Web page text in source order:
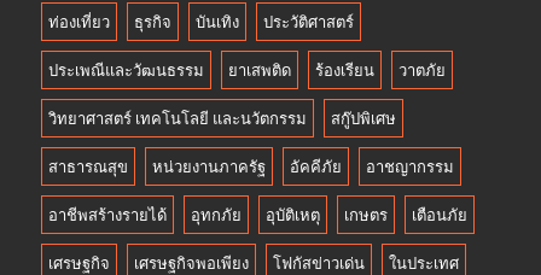
ท่องเที่ยว ธุรกิจ บันเทิง ประวัติศาสตร์
ประเพณีและวัฒนธรรม ยาเสพติด ร้องเรียน วาตภัย
วิทยาศาสตร์ เทคโนโลยี และนวัตกรรม สกู๊ปพิเศษ
สาธารณสุข หน่วยงานภาครัฐ อัคคีภัย อาชญากรรม
อาชีพสร้างรายได้ อุทกภัย อุบัติเหตุ เกษตร เตือนภัย
เศรษฐกิจ เศรษฐกิจพอเพียง โฟกัสข่าวเด่น ในประเทศ